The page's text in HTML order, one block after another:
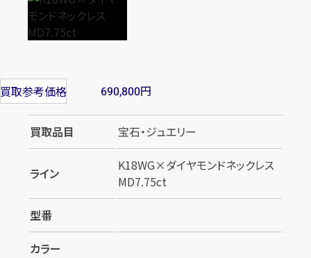
買取参考価格 690,800円
買取品目 宝石・ジュエリー
ライン
K18WG×ダイヤモンドネックレス
MD7.75ct
型番
カラー